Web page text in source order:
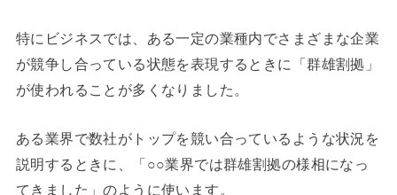
特にビジネスでは、ある一定の業種内でさまざまな企業
が競争し合っている状態を表現するときに「群雄割拠」
が使われることが多くなりました。
ある業界で数社がトップを競い合っているような状況を
説明するときに、「○○業界では群雄割拠の様相になっ
てきました」のように使います。